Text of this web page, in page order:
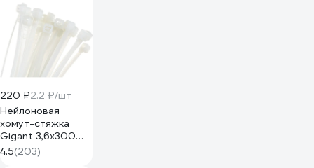
220 ₽2.2 ₽/шт
Нейлоновая
хомут-стяжка
Gigant 3,6х300
белый, 100 шт
G/1/18
4.5(203)